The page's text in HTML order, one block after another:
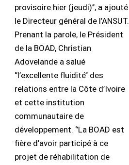
provisoire hier (jeudi)’’, a ajouté
le Directeur général de l’ANSUT.
Prenant la parole, le Président
de la BOAD, Christian
Adovelande a salué
‘’l’excellente fluidité’’ des
relations entre la Côte d’Ivoire
et cette institution
communautaire de
développement. ‘’La BOAD est
fière d’avoir participé à ce
projet de réhabilitation de